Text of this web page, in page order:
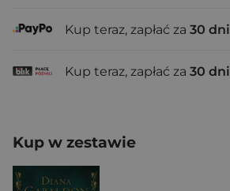
Kup teraz, zapłać za 30 dni
Kup teraz, zapłać za 30 dni
Kup w zestawie